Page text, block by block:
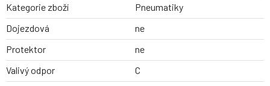
Kategorie zboží
Pneumatiky
Dojezdová
ne
Protektor
ne
Valivý odpor
C